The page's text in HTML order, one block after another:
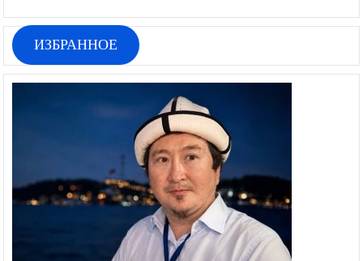
ИЗБРАННОЕ